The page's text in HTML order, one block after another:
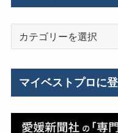
マイベストプロに